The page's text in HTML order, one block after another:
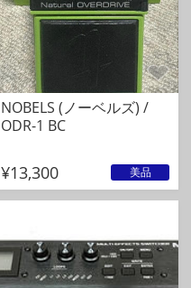
NOBELS (ノーベルズ) /
ODR-1 BC
¥13,300 美品